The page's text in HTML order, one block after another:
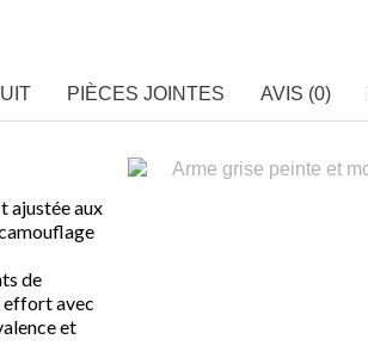
PIÈCES JOINTES AVIS (0)
ajustée aux
de
effort avec
et